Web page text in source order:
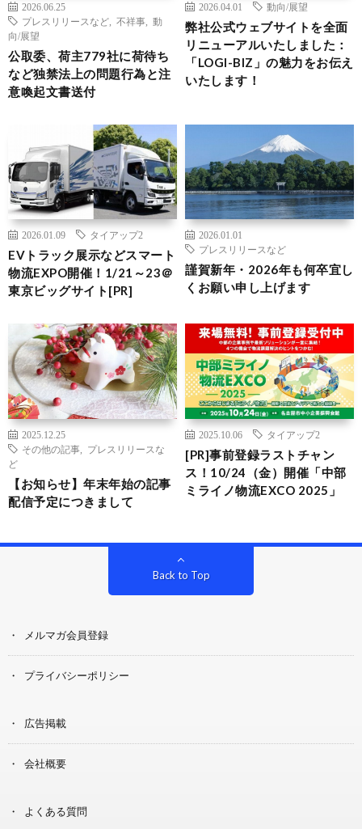
2026.06.25
プレスリリースなど
不祥事
動
向/展望
公取委、荷主779社に荷待ち
など独禁法上の問題行為と注
意喚起文書送付
2026.04.01 動向/展望
弊社公式ウェブサイトを全面
リニューアルいたしました：
「LOGI-BIZ」の魅力をお伝え
いたします！
2026.01.09 タイアップ2
EVトラック展示などスマート
物流EXPO開催！1/21～23＠
東京ビッグサイト[PR]
2026.01.01
プレスリリースなど
謹賀新年・2026年も何卒宜し
くお願い申し上げます
2025.12.25
その他の記事
プレスリリースな
ど
【お知らせ】年末年始の記事
配信予定につきまして
2025.10.06 タイアップ2
[PR]事前登録ラストチャン
ス！10/24（金）開催「中部
ミライノ物流EXCO 2025」
Back to Top
メルマガ会員登録
プライバシーポリシー
広告掲載
会社概要
よくある質問